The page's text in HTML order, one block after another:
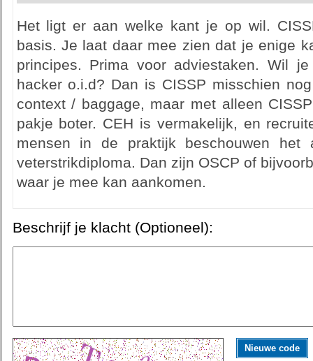
Het ligt er aan welke kant je op wil.
basis. Je laat daar mee zien dat je enige
principes. Prima voor adviestaken. Wil
hacker o.i.d? Dan is CISSP misschien
context / baggage, maar met alleen
pakje boter. CEH is vermakelijk, en
mensen in de praktijk beschouwen
veterstrikdiploma. Dan zijn OSCP of
waar je mee kan aankomen.
Beschrijf je klacht (Optioneel):
Nieuwe code